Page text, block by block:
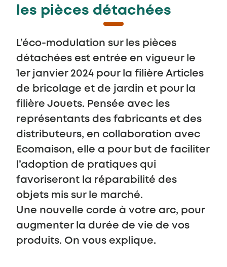
les pièces détachées
L’éco-modulation sur les pièces
détachées est entrée en vigueur le
1er janvier 2024 pour la filière Articles
de bricolage et de jardin et pour la
filière Jouets. Pensée avec les
représentants des fabricants et des
distributeurs, en collaboration avec
Ecomaison, elle a pour but de faciliter
l’adoption de pratiques qui
favoriseront la réparabilité des
objets mis sur le marché.
Une nouvelle corde à votre arc, pour
augmenter la durée de vie de vos
produits. On vous explique.